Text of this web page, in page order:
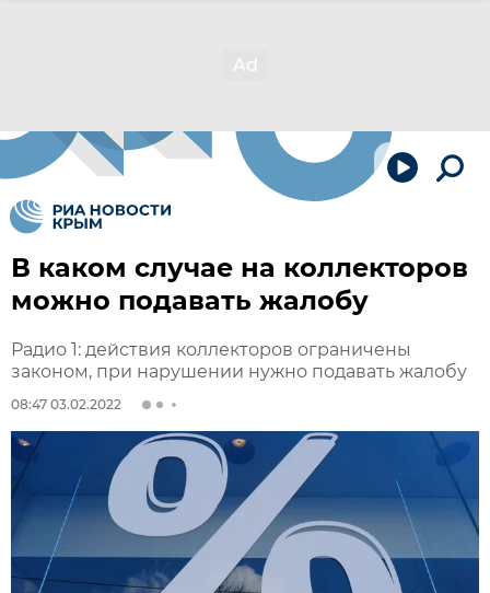
В каком случае на коллекторов
можно подавать жалобу
Радио 1: действия коллекторов ограничены
законом, при нарушении нужно подавать жалобу
08:47 03.02.2022